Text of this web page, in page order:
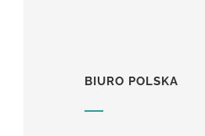
BIURO POLSKA